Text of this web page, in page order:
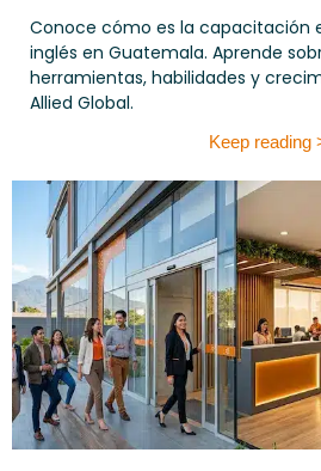
Conoce cómo es la capacitación
inglés en Guatemala. Aprende
herramientas, habilidades y
Allied Global.
Keep reading